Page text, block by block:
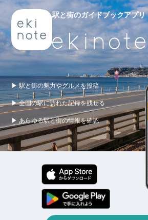
駅と街のガイドブックアプリ
▶ 駅と街の魅力やグルメを投稿
▶ 全国の駅に訪れた記録を残せる
▶ あらゆる駅と街の情報を確認